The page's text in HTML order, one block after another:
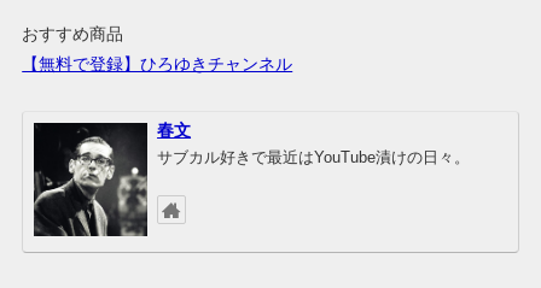
おすすめ商品
【無料で登録】ひろゆきチャンネル
春文
サブカル好きで最近はYouTube漬けの日々。